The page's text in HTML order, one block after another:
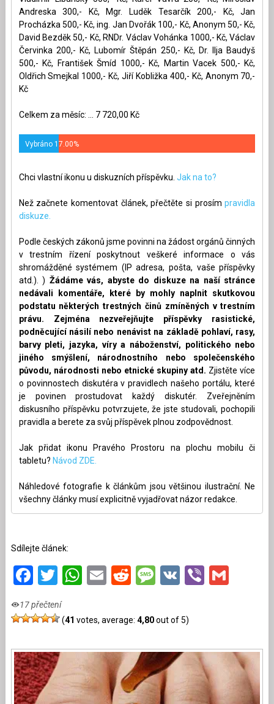
Andreska 300,- Kč, Mgr. Luděk Tesarčík 200,- Kč, Jan
Procházka 500,- Kč, ing. Jan Dvořák 100,- Kč, Anonym 50,- Kč,
David Bezděk 50,- Kč, RNDr. Václav Vohánka 1000,- Kč, Václav
Červinka 200,- Kč, Lubomír Štěpán 250,- Kč, Dr. Ilja Baudyš
500,- Kč, František Šmíd 1000,- Kč, Martin Vacek 500,- Kč,
Oldřich Smejkal 1000,- Kč, Jiří Kobližka 400,- Kč, Anonym 70,-
Kč
Celkem za měsíc: ... 7 720,00 Kč
Vybráno 17.00%
Chci vlastní ikonu u diskuzních příspěvku. Jak na to?
Než začnete komentovat článek, přečtěte si prosímpravidla
diskuze.
Podle českých zákonů jsme povinni na žádost orgánů činných
v trestním řízení poskytnout veškeré informace o vás
shromážděné systémem (IP adresa, pošta, vaše příspěvky
atd.). ) Žádáme vás, abyste do diskuze na naší stránce
nedávali komentáře, které by mohly naplnit skutkovou
podstatu některých trestných činů zmíněných v trestním
právu. Zejména nezveřejňujte příspěvky rasistické,
podněcující násilí nebo nenávist na základě pohlaví, rasy,
barvy pleti, jazyka, víry a náboženství, politického nebo
jiného smýšlení, národnostního nebo společenského
původu, národnosti nebo etnické skupiny atd. Zjistěte více
o povinnostech diskutéra v pravidlech našeho portálu, které
je povinen prostudovat každý diskutér. Zveřejněním
diskusního příspěvku potvrzujete, že jste studovali, pochopili
pravidla a berete za svůj příspěvek plnou zodpovědnost.
Jak přidat ikonu Pravého Prostoru na plochu mobilu či
tabletu? Návod ZDE.
Náhledové fotografie k článkům jsou většinou ilustrační. Ne
všechny články musí explicitně vyjadřovat názor redakce.
Sdílejte článek:
Facebook
Twitter
WhatsApp
EmailRedditMessage
VKViber
17 přečtení
(41 votes, average: 4,80out of 5)